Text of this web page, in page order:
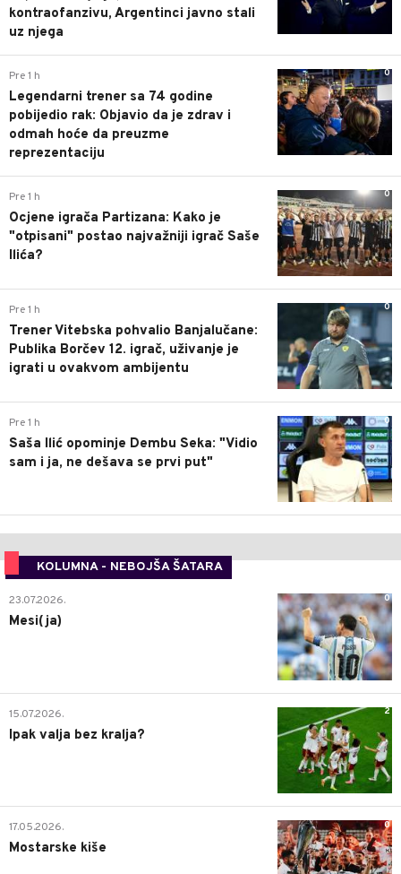
kontraofanzivu, Argentinci javno stali
uz njega
0
Pre 1 h
Legendarni trener sa 74 godine
pobijedio rak: Objavio da je zdrav i
odmah hoće da preuzme
reprezentaciju
0
Pre 1 h
Ocjene igrača Partizana: Kako je
"otpisani" postao najvažniji igrač Saše
Ilića?
0
Pre 1 h
Trener Vitebska pohvalio Banjalučane:
Publika Borčev 12. igrač, uživanje je
igrati u ovakvom ambijentu
0
Pre 1 h
Saša Ilić opominje Dembu Seka: "Vidio
sam i ja, ne dešava se prvi put"
KOLUMNA - NEBOJŠA ŠATARA
0
23.07.2026.
Mesi(ja)
2
15.07.2026.
Ipak valja bez kralja?
0
17.05.2026.
Mostarske kiše